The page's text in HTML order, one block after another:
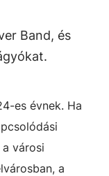
Band, és
es évnek. Ha
városi
a